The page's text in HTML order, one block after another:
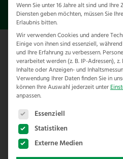
Sie sind hier:Allgemein
Alpaka in Oberwiesenthal
Wolfschutzzaun
Oberwiesenthal
ALLGEMEIN, TOP-NEWS
Wolfschutzzaun für
Oberwiesenthal –
Wolfschutzzaun
Im Rahmen unserer
Wenn Sie unter 16 Jahre alt sind und
Diensten geben möchten, müssen Sie
Erlaubnis bitten.
Wir verwenden Cookies und andere
Einige von ihnen sind essenziell,
und Ihre Erfahrung zu verbessern.
verarbeitet werden (z. B. IP-Adressen),
Inhalte oder Anzeigen- und
Verwendung Ihrer Daten finden Sie in
können Ihre Auswahl jederzeit unter
anpassen.
Es folgt eine Liste der
Essenziell
Statistiken
Externe Medien